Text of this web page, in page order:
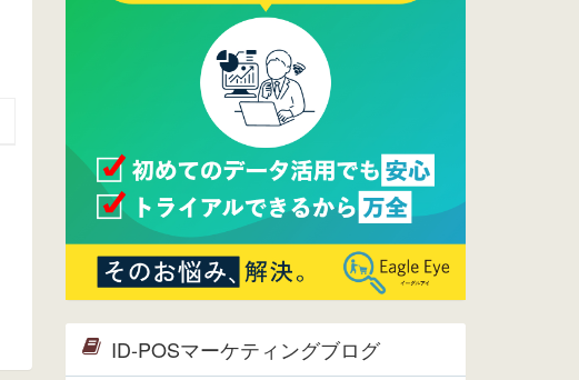
ウレコンのサイト機能を大幅バージ
ョンアップ。詳細はこちら。⇒
ページへ
ウレコンが機能拡充し、サイトリニ
ューアルしました。⇒
Facebook
2015/04/30
Facebookページを開設しました。
詳細はこちら。
2015/04/20
ウレコンサイトリリースしました。
ID-POSマーケティングブログ